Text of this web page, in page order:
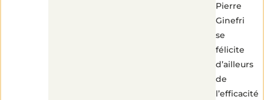
Pierre
Ginefri
se
félicite
d’ailleurs
de
l’efficacité